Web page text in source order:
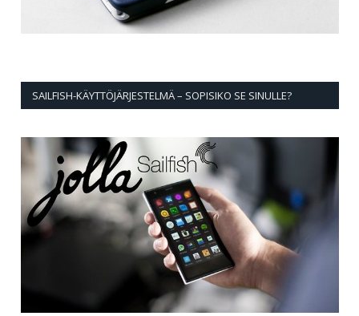
SAILFISH-KÄYTTÖJÄRJESTELMÄ – SOPISIKO SE SINULLE?